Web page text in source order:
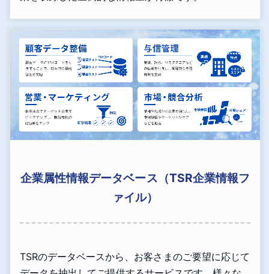
企業属性情報データベース（TSR企業情報フ
ァイル）
TSRのデータベースから、お客さまのご要望に応じて